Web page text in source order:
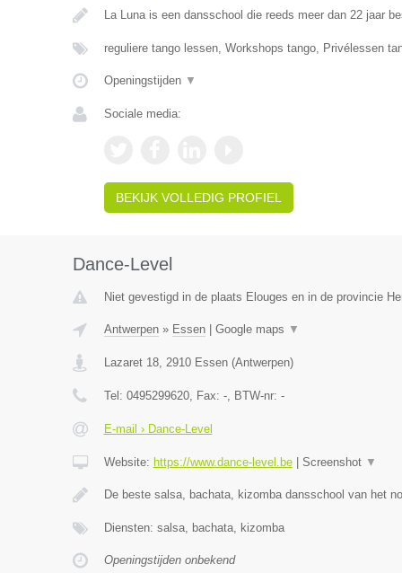
La Luna is een dansschool die reeds meer dan 22 jaar
reguliere tango lessen, Workshops tango, Privélessen
Openingstijden ▼
Sociale media:
BEKIJK VOLLEDIG PROFIEL
Dance-Level
Niet gevestigd in de plaats Elouges en in de provincie
Antwerpen» Essen| Google maps ▼
Lazaret 18, 2910 Essen(Antwerpen)
Tel: 0495299620, Fax: -, BTW-nr: -
E-mail › Dance-Level
Website: https://www.dance-level.be| Screenshot ▼
De beste salsa, bachata, kizomba dansschool van het
Diensten: salsa, bachata, kizomba
Openingstijden onbekend